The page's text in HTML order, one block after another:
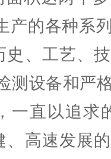
产的各种系
史、工艺、
测设备和严
一直以追求
、高速发展